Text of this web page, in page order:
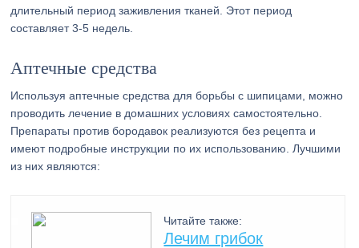
длительный период заживления тканей. Этот период
составляет 3-5 недель.
Аптечные средства
Используя аптечные средства для борьбы с шипицами, можно
проводить лечение в домашних условиях самостоятельно.
Препараты против бородавок реализуются без рецепта и
имеют подробные инструкции по их использованию. Лучшими
из них являются:
Читайте также:
Лечим грибок